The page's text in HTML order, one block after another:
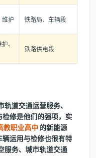
维护 铁路局、车辆段
、
铁路供电段
轨道交通运营服务、
修是他们的强项，实
教职业高中的新能源
运用与检修也很有特
服务、城市轨道交通